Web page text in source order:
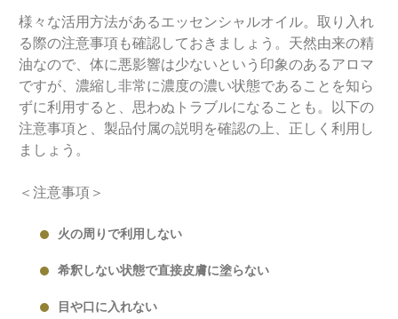
様々な活用方法があるエッセンシャルオイル。取り入れ
る際の注意事項も確認しておきましょう。天然由来の精
油なので、体に悪影響は少ないという印象のあるアロマ
ですが、濃縮し非常に濃度の濃い状態であることを知ら
ずに利用すると、思わぬトラブルになることも。以下の
注意事項と、製品付属の説明を確認の上、正しく利用し
ましょう。
＜注意事項＞
火の周りで利用しない
希釈しない状態で直接皮膚に塗らない
目や口に入れない